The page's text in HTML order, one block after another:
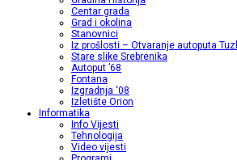
Centar grada
Grad i okolina
Stanovnici
Iz prošlosti – Otvaranje autoputa
Stare slike Srebrenika
Autoput ’68
Fontana
Izgradnja ‘08
Izletište Orion
Informatika
Info Vijesti
Tehnologija
Video vijesti